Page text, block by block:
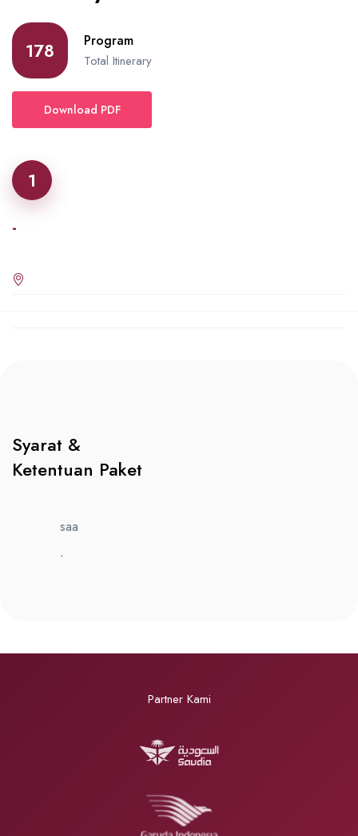
178 Program
Total Itinerary
Download PDF
1
-
Syarat &
Ketentuan Paket
saa
.
Partner Kami